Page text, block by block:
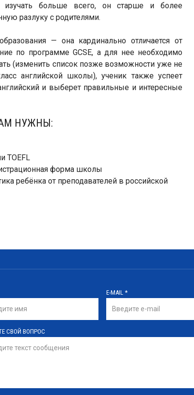
изучать больше всего, он старше и более
разлуку с родителями.
— она кардинально отличается от
по программе GCSE, а для нее необходимо
(изменить список позже возможности уже не
английской школы), ученик также успеет
и выберет правильные и интересные
НУЖНЫ:
TOEFL
форма школы
ребёнка от преподавателей в российской
E-MAIL*
СВОЙ ВОПРОС